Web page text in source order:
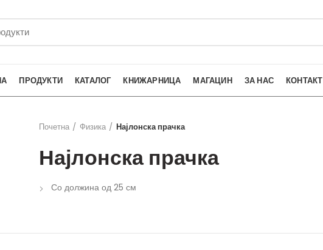
ПРОДУКТИ КАТАЛОГ КНИЖАРНИЦА МАГАЦИН ЗА НАС КОНТАКТ
Почетна
Физика Најлонска прачка
Најлонска прачка
Со должина од 25 см